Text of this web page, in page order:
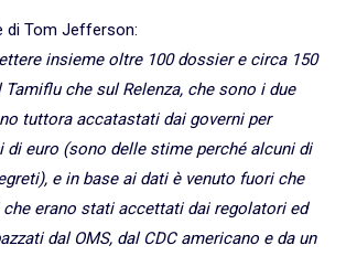
di Tom Jefferson:
insieme oltre 100 dossier e circa 150
che sul Relenza, che sono i due
tuttora accatastati dai governi per
di euro (sono delle stime perché alcuni di
e in base ai dati è venuto fuori che
erano stati accettati dai regolatori ed
dal OMS, dal CDC americano e da un